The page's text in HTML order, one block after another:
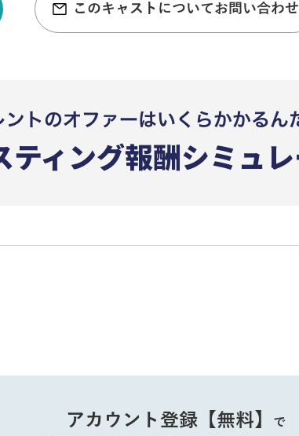
このキャストについてお問い合わせ
アカウント登録【無料】 で